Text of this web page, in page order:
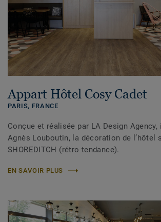
Appart Hôtel Cosy Cadet
PARIS, FRANCE
Conçue et réalisée par LA Design Agency,
Agnès Louboutin, la décoration de l’hôtel
SHOREDITCH (rétro tendance).
EN SAVOIR PLUS